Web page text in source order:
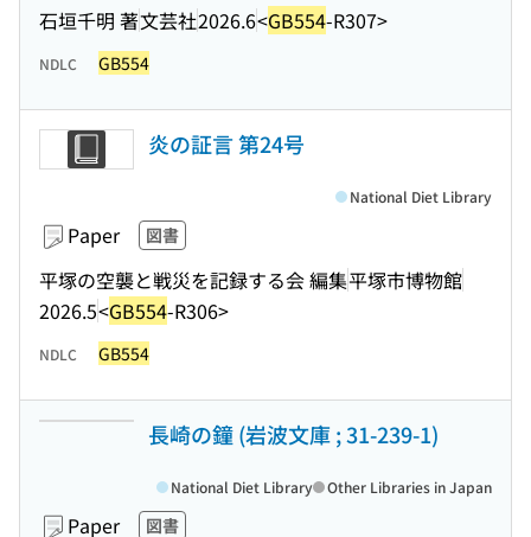
石垣千明 著文芸社2026.6<GB554-R307>
NDLC GB554
炎の証言 第24号
Paper 図書
平塚の空襲と戦災を記録する会 編集平塚市博物館
2026.5<GB554-R306>
National Diet Library
NDLC GB554
長崎の鐘 (岩波文庫 ; 31-239-1)
Paper 図書
National Diet Library Other Libraries in Japan